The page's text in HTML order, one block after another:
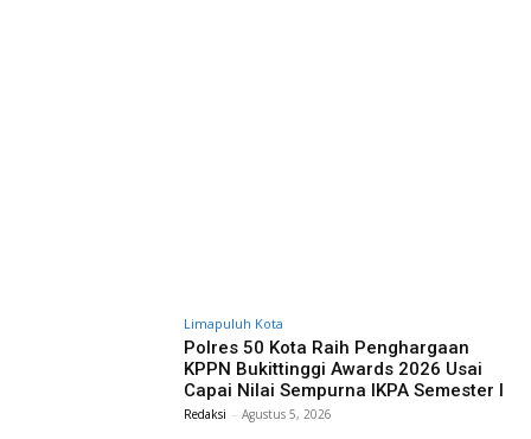
Limapuluh Kota
Polres 50 Kota Raih Penghargaan
KPPN Bukittinggi Awards 2026 Usai
Capai Nilai Sempurna IKPA Semester I
Redaksi - Agustus 5, 2026